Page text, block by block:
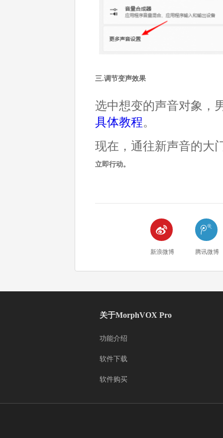
三.调节变声效果
选中想变的声音对象，
具体教程。
现在，通往新声音的大
立即行动。

新浪微博

腾讯微博
关于MorphVOX Pro
功能介绍
软件下载
软件购买